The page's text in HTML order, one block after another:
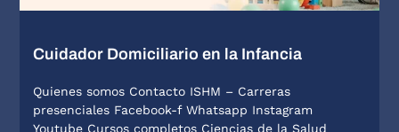
Cuidador Domiciliario en la Infancia
Quienes somos Contacto ISHM – Carreras
presenciales Facebook-f Whatsapp Instagram
Youtube Cursos completos Ciencias de la Salud